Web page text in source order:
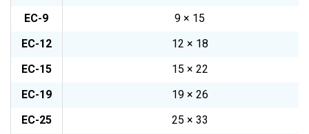
EC-9
9 × 15
EC-12
12 × 18
EC-15
15 × 22
EC-19
19 × 26
EC-25
25 × 33